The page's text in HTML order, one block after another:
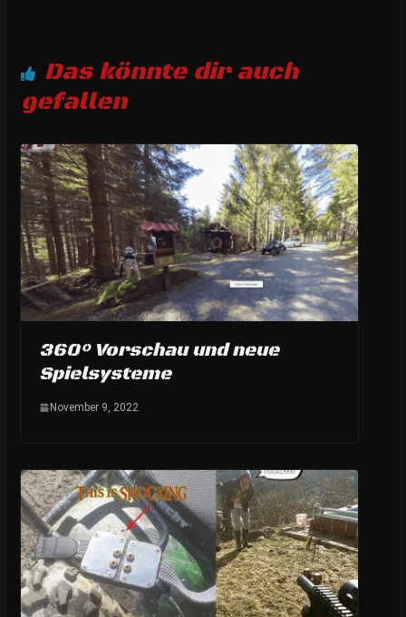
Das könnte dir auch
gefallen
360° Vorschau und neue
Spielsysteme
November 9, 2022